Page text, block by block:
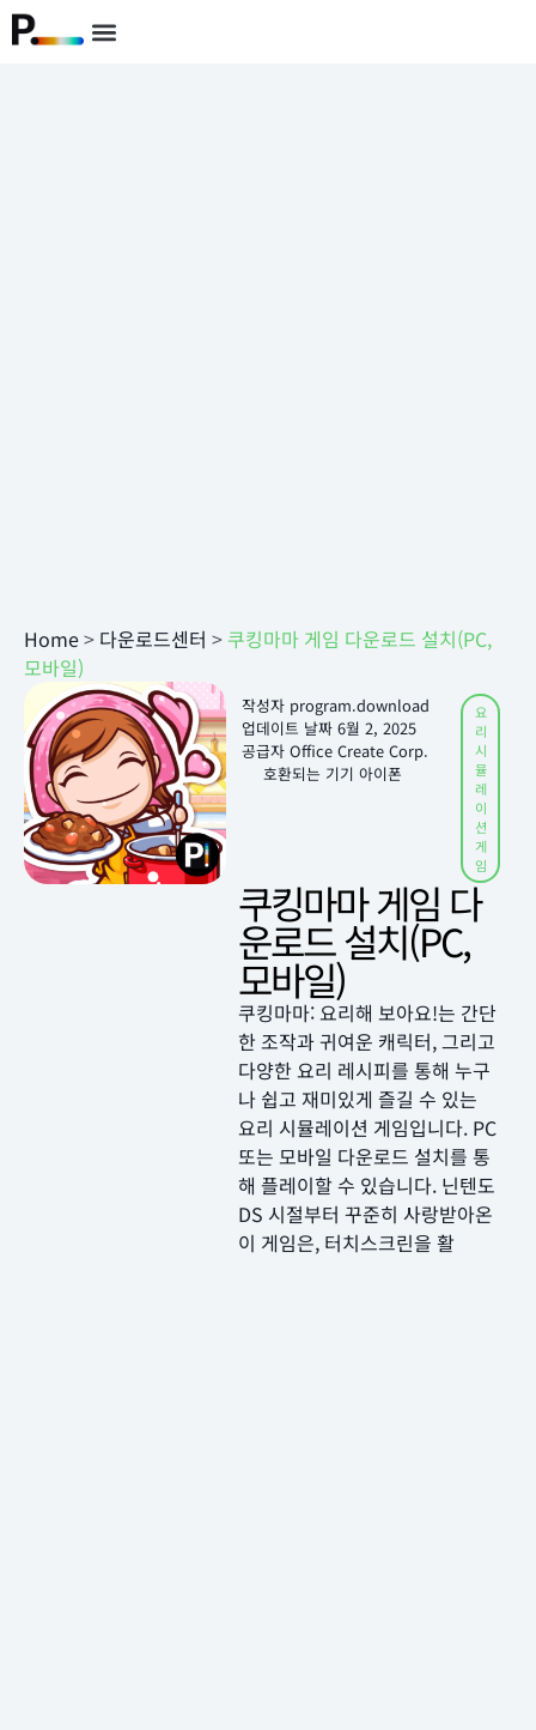
Home> 다운로드센터 > 쿠킹마마 게임 다운로드 설치(PC,
모바일)
작성자 program.download
업데이트 날짜 6월 2, 2025
공급자 Office Create Corp.
호환되는 기기 아이폰
요
리
시
뮬
레
이
션
게
임
쿠킹마마 게임 다
운로드 설치(PC,
모바일)
쿠킹마마: 요리해 보아요!는 간단
한 조작과 귀여운 캐릭터, 그리고
다양한 요리 레시피를 통해 누구
나 쉽고 재미있게 즐길 수 있는
요리 시뮬레이션 게임입니다. PC
또는 모바일 다운로드 설치를 통
해 플레이할 수 있습니다. 닌텐도
DS 시절부터 꾸준히 사랑받아온
이 게임은, 터치스크린을 활